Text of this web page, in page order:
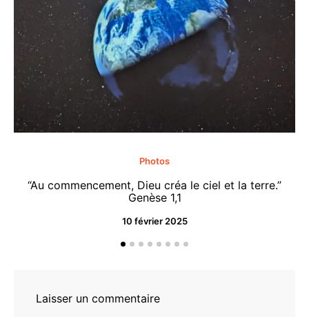
Photos
“Au commencement, Dieu créa le ciel et la terre.”
Genèse 1,1
10 février 2025
Laisser un commentaire